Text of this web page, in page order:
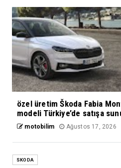
özel üretim Škoda Fabia
modeli Türkiye’de satışa
motobilim Ağustos 17, 2026
SKODA